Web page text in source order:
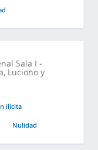
Sala I -
Luciono y
ilícita
Nulidad